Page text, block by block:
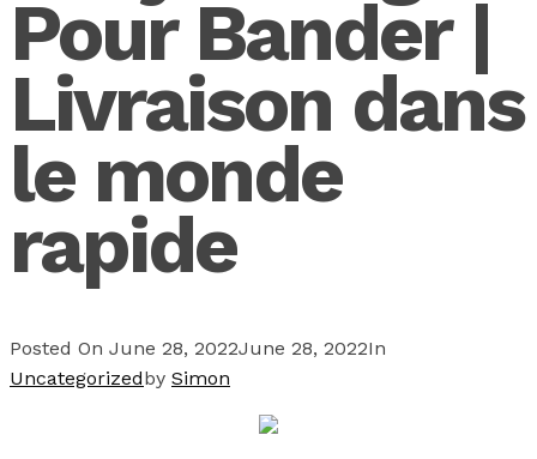
Pour Bander |
Livraison dans
le monde
rapide
Posted On June 28, 2022June 28, 2022In
Uncategorizedby Simon